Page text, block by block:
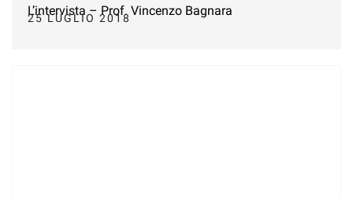
L’intervista – Prof. Vincenzo Bagnara
25 LUGLIO 2018